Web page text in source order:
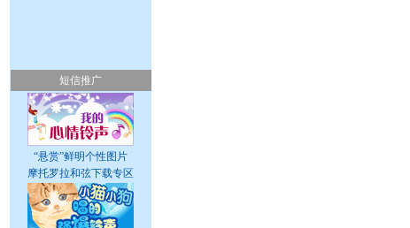
短信推广
“悬赏”鲜明个性图片
摩托罗拉和弦下载专区